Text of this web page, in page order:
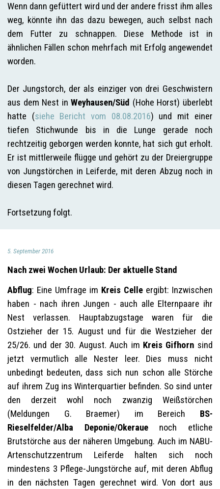
Wenn dann gefüttert wird und der andere frisst ihm alles
weg, könnte ihn das dazu bewegen, auch selbst nach
dem Futter zu schnappen. Diese Methode ist in
ähnlichen Fällen schon mehrfach mit Erfolg angewendet
worden.
Der Jungstorch, der als einziger von drei Geschwistern
aus dem Nest inWeyhausen/Süd (Hohe Horst) überlebt
hatte (siehe Bericht vom 08.08.2016) und mit einer
tiefen Stichwunde bis in die Lunge gerade noch
rechtzeitig geborgen werden konnte, hat sich gut erholt.
Er ist mittlerweile flügge und gehört zu der Dreiergruppe
von Jungstörchen in Leiferde, mit deren Abzug noch in
diesen Tagen gerechnet wird.
Fortsetzung folgt.
5. September 2016
Nach zwei Wochen Urlaub: Der aktuelle Stand
Abflug: Eine Umfrage im Kreis Celleergibt: Inzwischen
haben - nach ihren Jungen - auch alle Elternpaare ihr
Nest verlassen. Hauptabzugstage waren für die
Ostzieher der 15. August und für die Westzieher der
25/26. und der 30. August. Auch im Kreis Gifhorn sind
jetzt vermutlich alle Nester leer. Dies muss nicht
unbedingt bedeuten, dass sich nun schon alle Störche
auf ihrem Zug ins Winterquartier befinden. So sind unter
den derzeit wohl noch zwanzig Weißstörchen
(Meldungen G. Braemer) im Bereich BS-
Rieselfelder/Alba Deponie/Okerauenoch etliche
Brutstörche aus der näheren Umgebung. Auch im NABU-
Artenschutzzentrum Leiferde halten sich noch
mindestens 3 Pflege-Jungstörche auf, mit deren Abflug
in den nächsten Tagen gerechnet wird. Von dort aus